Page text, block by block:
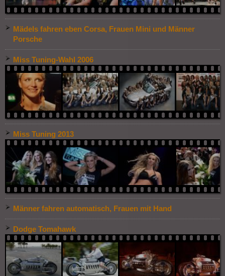
Mädels fahren eben Corsa, Frauen Mini und Männer
Porsche
Miss Tuning-Wahl 2006
Miss Tuning 2013
Männer fahren automatisch, Frauen mit Hand
Dodge Tomahawk